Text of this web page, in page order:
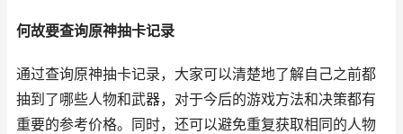
何故要查询原神抽卡记录
通过查询原神抽卡记录，大家可以清楚地了解自己之前都
抽到了哪些人物和武器，对于今后的游戏方法和决策都有
重要的参考价格。同时，还可以避免重复获取相同的人物